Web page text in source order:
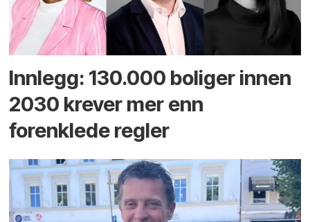
Innlegg: 130.000 boliger innen
2030 krever mer enn
forenklede regler